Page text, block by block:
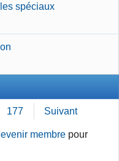
spéciaux
177 Suivant
membre pour